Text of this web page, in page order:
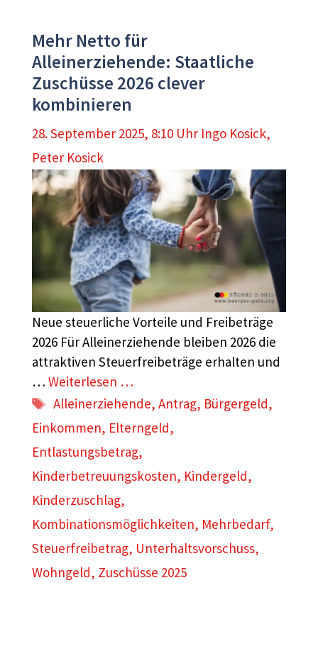
Mehr Netto für
Alleinerziehende: Staatliche
Zuschüsse 2026 clever
kombinieren
28. September 2025, 8:10 Uhr Ingo Kosick,
Peter Kosick
Neue steuerliche Vorteile und Freibeträge
2026 Für Alleinerziehende bleiben 2026 die
attraktiven Steuerfreibeträge erhalten und
… Weiterlesen …
Schlagwörter
Alleinerziehende,Antrag, Bürgergeld,
Einkommen, Elterngeld,
Entlastungsbetrag,
Kinderbetreuungskosten, Kindergeld,
Kinderzuschlag,
Kombinationsmöglichkeiten, Mehrbedarf,
Steuerfreibetrag, Unterhaltsvorschuss,
Wohngeld, Zuschüsse 2025